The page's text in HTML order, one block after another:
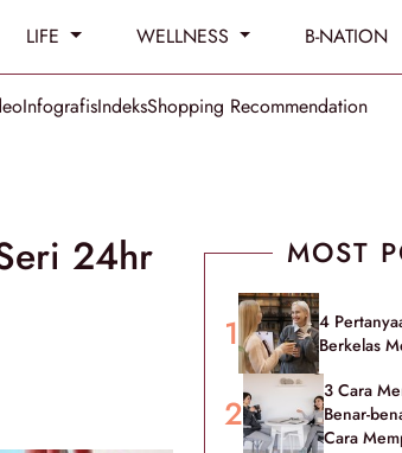
LIFE WELLNESS B-NATION
InfografisIndeksShopping Recommendation
24hr
MOST
4
Berkelas
3 Cara
Benar-
Cara